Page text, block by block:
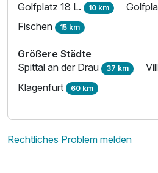
Golfplatz 18 L. 10 km
Fischen 15 km
Größere Städte
Spittal an der Drau 37 km
Klagenfurt 60 km
Rechtliches Problem melden